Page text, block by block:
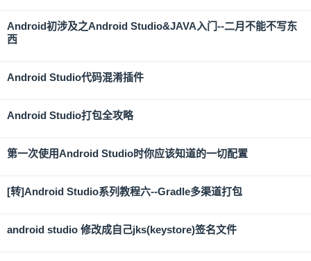
Android初涉及之Android Studio&JAVA入门--二月不能不写东
西
Android Studio代码混淆插件
Android Studio打包全攻略
第一次使用Android Studio时你应该知道的一切配置
[转]Android Studio系列教程六--Gradle多渠道打包
android studio 修改成自己jks(keystore)签名文件